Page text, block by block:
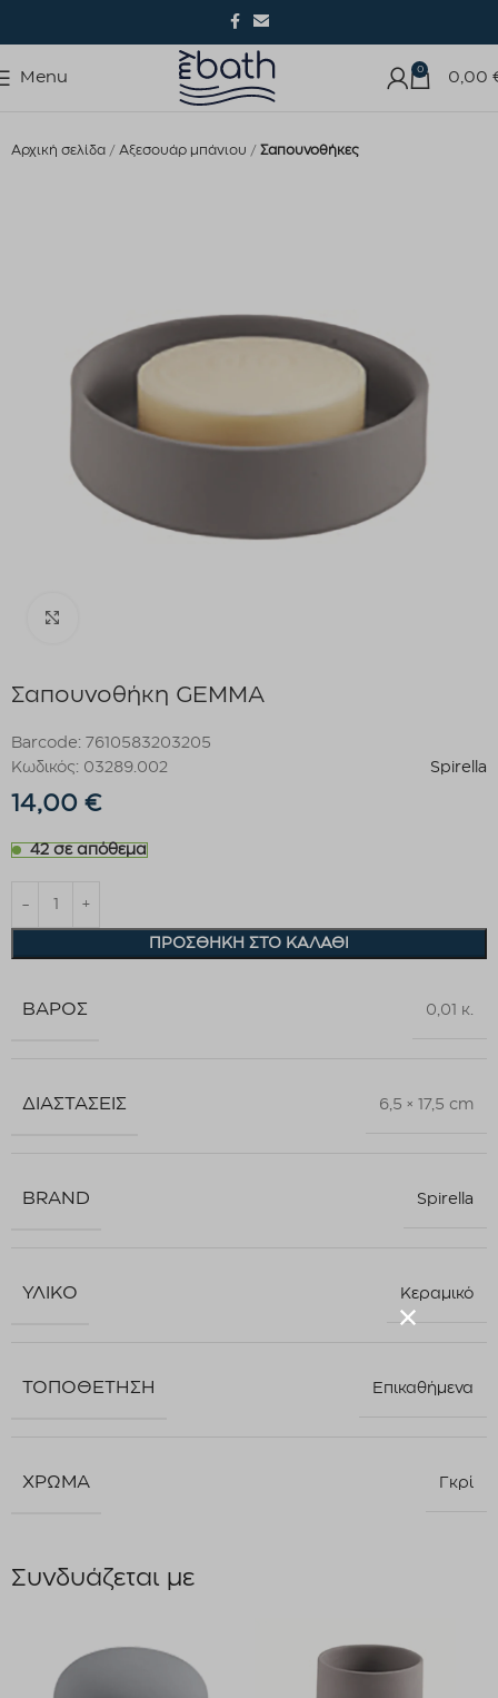
Menu 0 0,00
Αρχική σελίδα Αξεσουάρ μπάνιου Σαπουνοθήκες
Σαπουνοθήκη GEMMA
Barcode: 7610583203205
Κωδικός: 03289.002
Spirella
14,00 €
42 σε απόθεμα
ΠΡΟΣΘΉΚΗ ΣΤΟ ΚΑΛΆΘΙ
ΒΆΡΟΣ 0,01 κ.
ΔΙΑΣΤΆΣΕΙΣ 6,5 × 17,5 cm
BRAND Spirella
ΥΛΙΚΌ Κεραμικό
ΤΟΠΟΘΈΤΗΣΗ Επικαθήμενα
ΧΡΏΜΑ Γκρί
Συνδυάζεται με